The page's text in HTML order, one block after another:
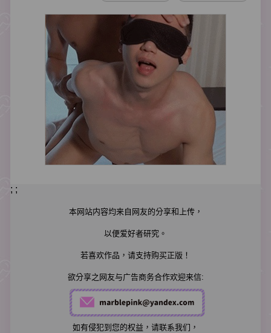
; ;
本网站内容均来自网友的分享和上传，
以便爱好者研究。
若喜欢作品，请支持购买正版！
欲分享之网友与广告商务合作欢迎来信:
如有侵犯到您的权益，请联系我们，